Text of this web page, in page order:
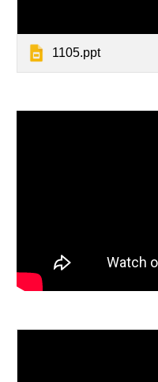
1105.ppt